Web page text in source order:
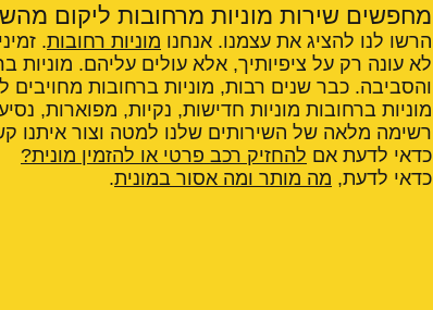
מחפשים שירות מוניות מרחובות ליקום
הרשו לנו להציג את עצמנו. אנחנו מוניות רחובות.
לא עונה רק על ציפיותיך, אלא עולים עליהם.
והסביבה. כבר שנים רבות, מוניות ברחובות מחויבים
מוניות ברחובות מוניות חדישות, נקיות, מפוארות,
רשימה מלאה של השירותים שלנו למטה וצור איתנו
כדאי לדעת אם להחזיק רכב פרטי או להזמין מונית?
כדאי לדעת, מה מותר ומה אסור במונית.